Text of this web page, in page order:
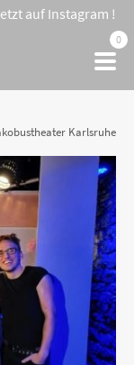
auf Instagram !
0
Karlsruhe